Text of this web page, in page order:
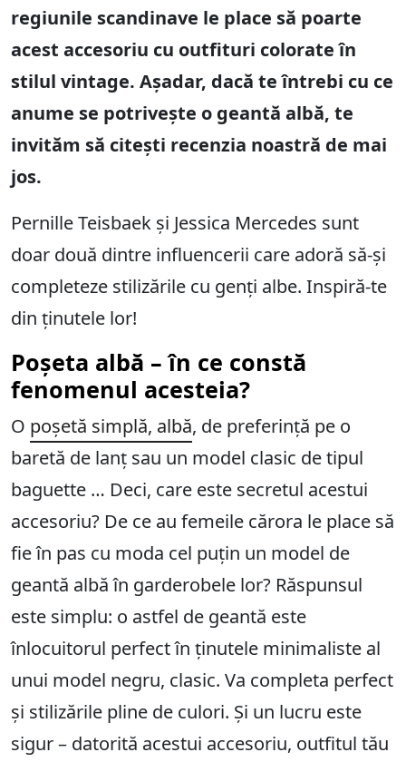
regiunile scandinave le place să poarte
acest accesoriu cu outfituri colorate în
stilul vintage. Așadar, dacă te întrebi cu ce
anume se potrivește o geantă albă, te
invităm să citești recenzia noastră de mai
jos.
Pernille Teisbaek și Jessica Mercedes sunt
doar două dintre influencerii care adoră să-și
completeze stilizările cu genți albe. Inspiră-te
din ținutele lor!
Poșeta albă – în ce constă
fenomenul acesteia?
O poșetă simplă, albă, de preferință pe o
baretă de lanț sau un model clasic de tipul
baguette … Deci, care este secretul acestui
accesoriu? De ce au femeile cărora le place să
fie în pas cu moda cel puțin un model de
geantă albă în garderobele lor? Răspunsul
este simplu: o astfel de geantă este
înlocuitorul perfect în ținutele minimaliste al
unui model negru, clasic. Va completa perfect
și stilizările pline de culori. Și un lucru este
sigur – datorită acestui accesoriu, outfitul tău